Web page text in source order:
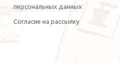
персональных данных
Согласие на рассылку